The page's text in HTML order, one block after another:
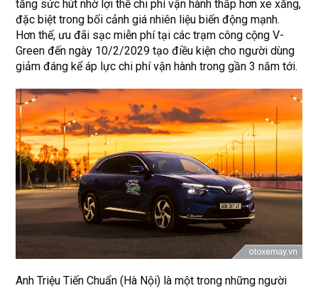
tăng sức hút nhờ lợi thế chi phí vận hành thấp hơn xe xăng,
đặc biệt trong bối cảnh giá nhiên liệu biến động mạnh.
Hơn thế, ưu đãi sạc miễn phí tại các trạm công cộng V-
Green đến ngày 10/2/2029 tạo điều kiện cho người dùng
giảm đáng kể áp lực chi phí vận hành trong gần 3 năm tới.
Anh Triệu Tiến Chuẩn (Hà Nội) là một trong những người